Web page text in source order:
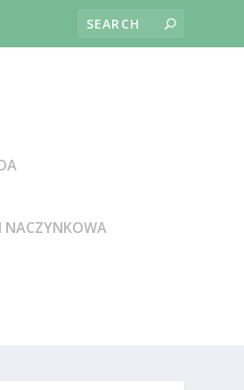
NACZYNKOWA